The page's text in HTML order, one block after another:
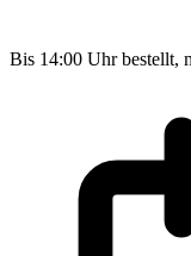
Bis 14:00 Uhr bestellt,